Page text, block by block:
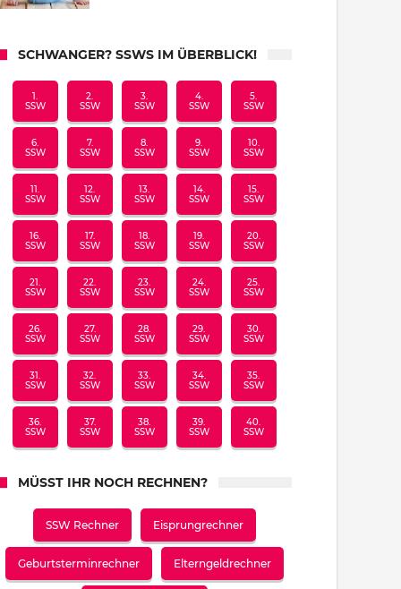
SCHWANGER? SSWS IM ÜBERBLICK!
1.
SSW
2.
SSW
3.
SSW
4.
SSW
5.
SSW
6.
SSW
7.
SSW
8.
SSW
9.
SSW
10.
SSW
11.
SSW
12.
SSW
13.
SSW
14.
SSW
15.
SSW
16.
SSW
17.
SSW
18.
SSW
19.
SSW
20.
SSW
21.
SSW
22.
SSW
23.
SSW
24.
SSW
25.
SSW
26.
SSW
27.
SSW
28.
SSW
29.
SSW
30.
SSW
31.
SSW
32.
SSW
33.
SSW
34.
SSW
35.
SSW
36.
SSW
37.
SSW
38.
SSW
39.
SSW
40.
SSW
MÜSST IHR NOCH RECHNEN?
SSW Rechner Eisprungrechner
Geburtsterminrechner Elterngeldrechner